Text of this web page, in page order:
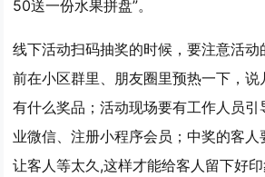
50送一份水果拼盘”。
线下活动扫码抽奖的时候，要注意活
前在小区群里、朋友圈里预热一下，说
有什么奖品；活动现场要有工作人员
业微信、注册小程序会员；中奖的客
让客人等太久,这样才能给客人留下好印